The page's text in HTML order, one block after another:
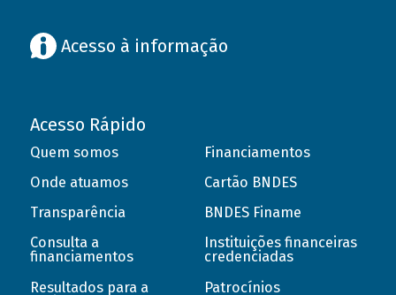
Acesso à informação
Acesso Rápido
Quem somos
Onde atuamos
Transparência
Consulta a
financiamentos
Resultados para a
Financiamentos
Cartão BNDES
BNDES Finame
Instituições financeiras
credenciadas
Patrocínios